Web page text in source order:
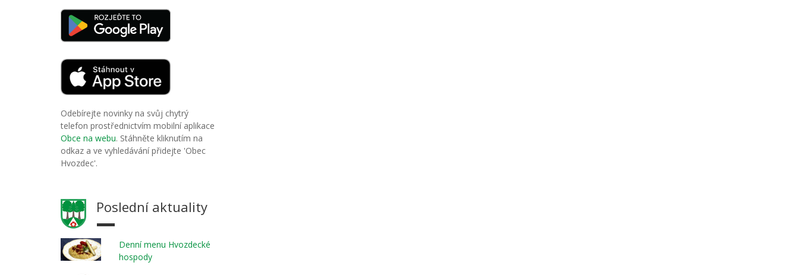
Odebírejte novinky na svůj chytrý
telefon prostřednictvím mobilní aplikace
Obce na webu. Stáhněte kliknutím na
odkaz a ve vyhledávání přidejte 'Obec
Hvozdec'.
Poslední aktuality
Denní menu Hvozdecké
hospody